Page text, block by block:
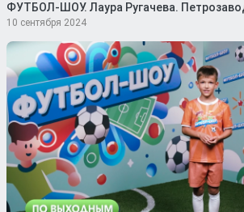
ФУТБОЛ-ШОУ. Лаура Ругачева.
10 сентября 2024